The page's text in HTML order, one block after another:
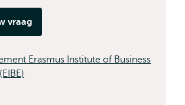
vraag
Erasmus Institute of Business